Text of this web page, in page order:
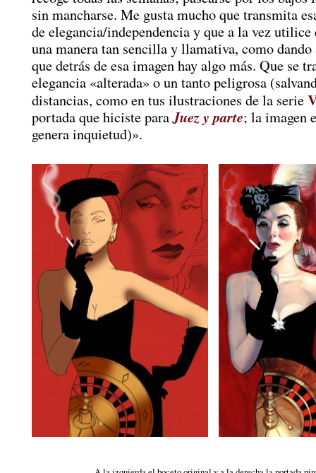
sin mancharse. Me gusta mucho que transmita
de elegancia/independencia y que a la vez
una manera tan sencilla y llamativa, como dando
que detrás de esa imagen hay algo más. Que se
elegancia «alterada» o un tanto peligrosa
distancias, como en tus ilustraciones de la serie
portada que hiciste paraJuez y parte; la imagen
genera inquietud)».